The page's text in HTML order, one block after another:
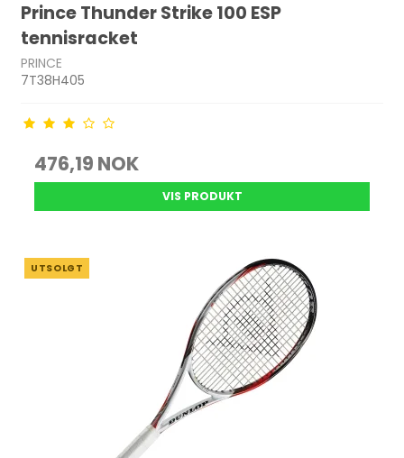
Prince Thunder Strike 100 ESP
tennisracket
PRINCE
7T38H405
476,19 NOK
VIS PRODUKT
UTSOLGT